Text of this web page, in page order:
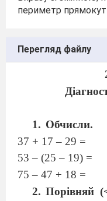
периметр
Перегляд файлу
Обчисли.
37 + 17 – 29 =
53 – (25 – 19) =
75 – 47 + 18 =
Порівняй